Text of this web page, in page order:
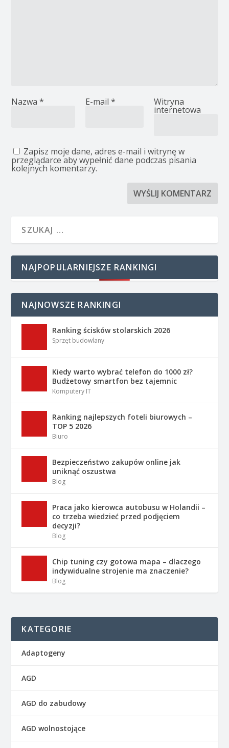
Nazwa* E-mail * Witryna
internetowa
Zapisz moje dane, adres e-mail i witrynę w
przeglądarce aby wypełnić dane podczas pisania
kolejnych komentarzy.
NAJPOPULARNIEJSZE RANKINGI
NAJNOWSZE RANKINGI
Ranking ścisków stolarskich 2026
Sprzęt budowlany
Kiedy warto wybrać telefon do 1000 zł?
Budżetowy smartfon bez tajemnic
Komputery IT
Ranking najlepszych foteli biurowych –
TOP 5 2026
Biuro
Bezpieczeństwo zakupów online jak
uniknąć oszustwa
Blog
Praca jako kierowca autobusu w Holandii –
co trzeba wiedzieć przed podjęciem
decyzji?
Blog
Chip tuning czy gotowa mapa – dlaczego
indywidualne strojenie ma znaczenie?
Blog
KATEGORIE
Adaptogeny
AGD
AGD do zabudowy
AGD wolnostojące